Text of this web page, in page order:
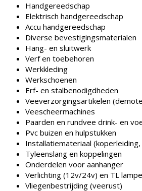
Handgereedschap
Elektrisch handgereedschap
Accu handgereedschap
Diverse bevestigingsmaterialen
Hang- en sluitwerk
Verf en toebehoren
Werkkleding
Werkschoenen
Erf- en stalbenodigdheden
Veeverzorgingsartikelen
Veescheermachines
Paarden en rundvee drink- en
Pvc buizen en hulpstukken
Installatiemateriaal
Tyleenslang en koppelingen
Onderdelen voor aanhanger
Verlichting (12v/24v) en TL
Vliegenbestrijding (veerust)